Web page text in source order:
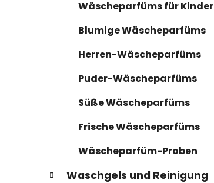
Wäscheparfüms für Kinder
Blumige Wäscheparfüms
Herren-Wäscheparfüms
Puder-Wäscheparfüms
Süße Wäscheparfüms
Frische Wäscheparfüms
Wäscheparfüm-Proben
Waschgels und Reinigung